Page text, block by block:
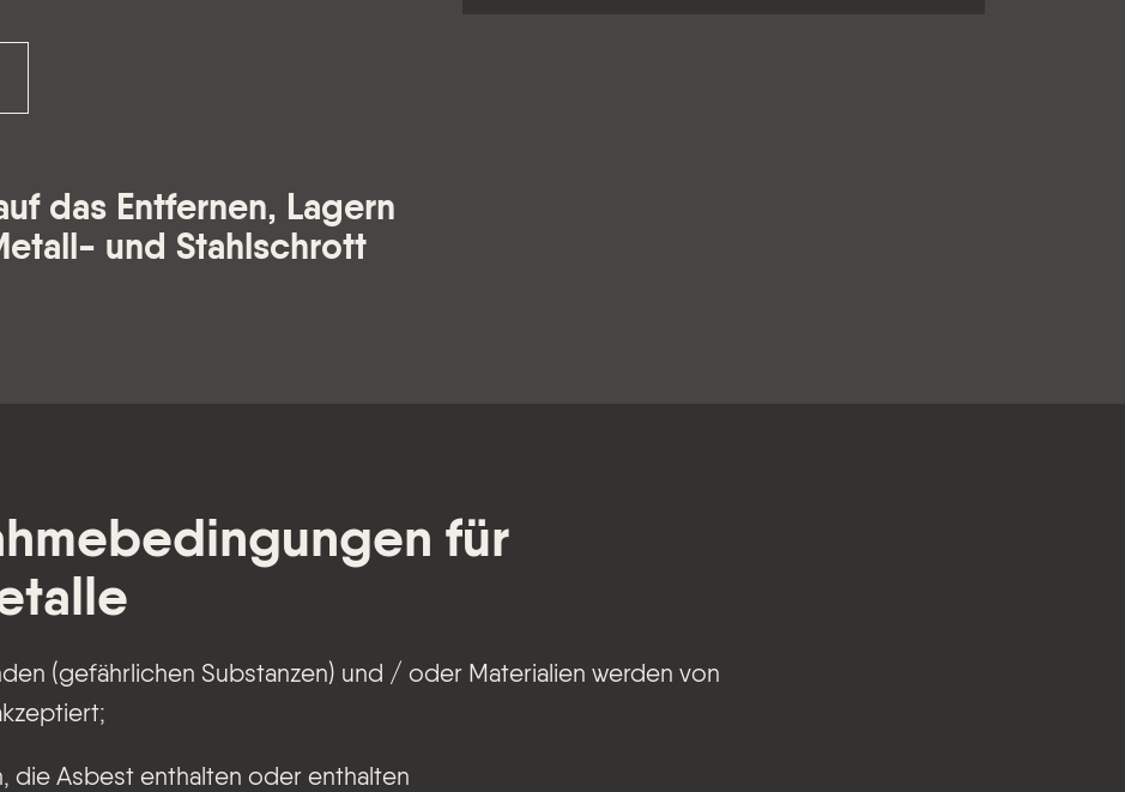
das Entfernen, Lagern
und Stahlschrott
für
(gefährlichen Substanzen) und / oder Materialien werden von
die Asbest enthalten oder enthalten